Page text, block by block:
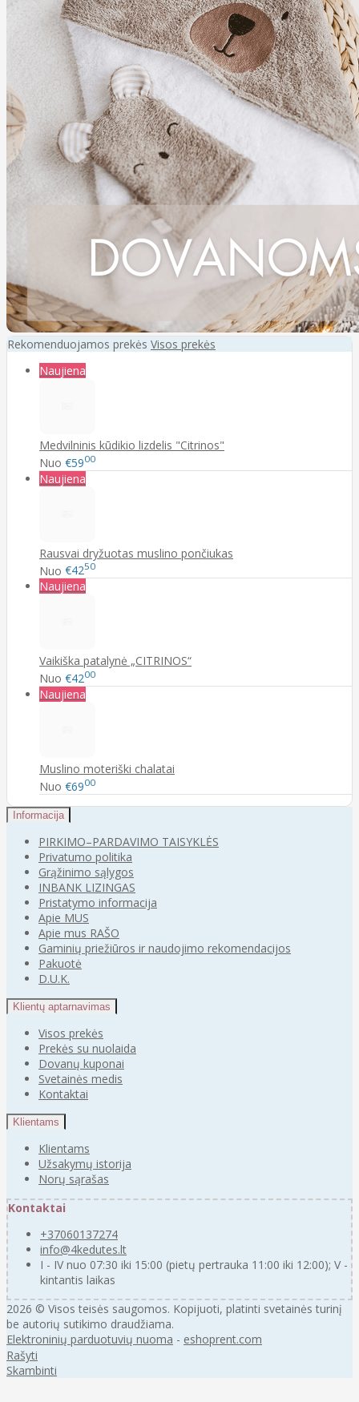
Rekomenduojamos prekės Visos prekės
Naujiena
Medvilninis kūdikio lizdelis "Citrinos"
Nuo €5900
Naujiena
Rausvai dryžuotas muslino pončiukas
Nuo €4250
Naujiena
Vaikiška patalynė „CITRINOS“
Nuo €4200
Naujiena
Muslino moteriški chalatai
Nuo €6900
Informacija
PIRKIMO–PARDAVIMO TAISYKLĖS
Privatumo politika
Grąžinimo sąlygos
INBANK LIZINGAS
Pristatymo informacija
Apie MUS
Apie mus RAŠO
Gaminių priežiūros ir naudojimo rekomendacijos
Pakuotė
D.U.K.
Klientų aptarnavimas
Visos prekės
Prekės su nuolaida
Dovanų kuponai
Svetainės medis
Kontaktai
Klientams
Klientams
Užsakymų istorija
Norų sąrašas
Kontaktai
+37060137274
info@4kedutes.lt
I - IV nuo 07:30 iki 15:00 (pietų pertrauka 11:00 iki 12:00); V -
kintantis laikas
2026 © Visos teisės saugomos. Kopijuoti, platinti svetainės turinį
be autorių sutikimo draudžiama.
Elektroninių parduotuvių nuoma - eshoprent.com
Rašyti
Skambinti